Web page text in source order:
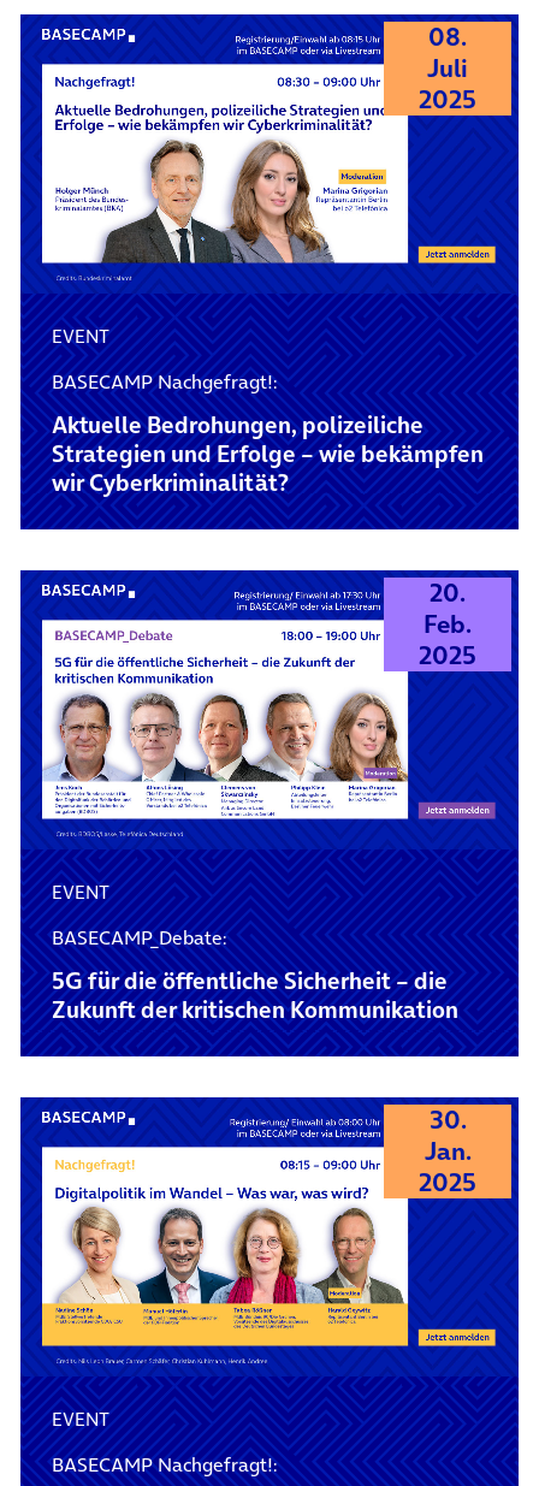
08.
Juli
2025
EVENT
BASECAMP Nachgefragt!:
Aktuelle Bedrohungen, polizeiliche
Strategien und Erfolge – wie bekämpfen
wir Cyberkriminalität?
20.
Feb.
2025
EVENT
BASECAMP_Debate:
5G für die öffentliche Sicherheit – die
Zukunft der kritischen Kommunikation
30.
Jan.
2025
EVENT
BASECAMP Nachgefragt!: